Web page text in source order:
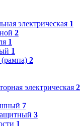
электрическая 1
2
1
1
(рампа) 2
электрическая 2
7
3
1